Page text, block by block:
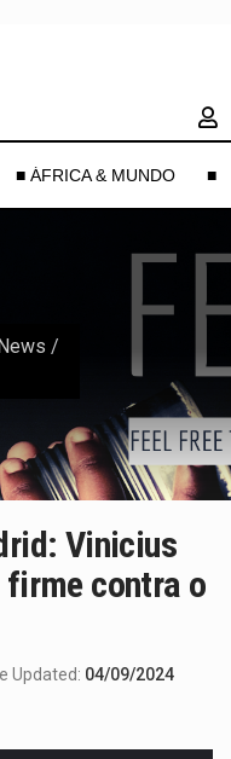
■ ÁFRICA & MUNDO ■
/
Vinicius
contra o
Updated: 04/09/2024